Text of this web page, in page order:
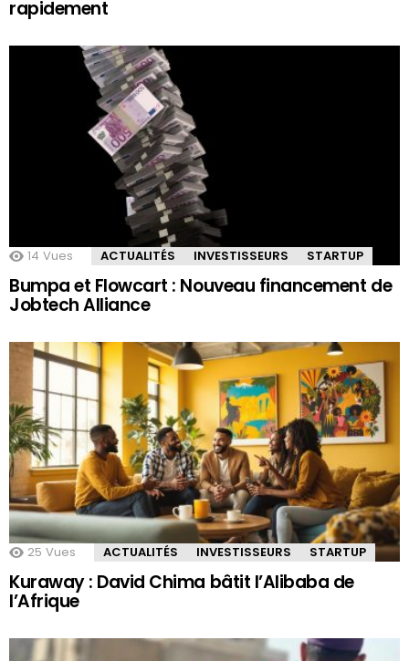
rapidement
14 Vues ACTUALITÉS INVESTISSEURS STARTUP
Bumpa et Flowcart : Nouveau financement de
Jobtech Alliance
25 Vues ACTUALITÉS INVESTISSEURS STARTUP
Kuraway : David Chima bâtit l’Alibaba de
l’Afrique